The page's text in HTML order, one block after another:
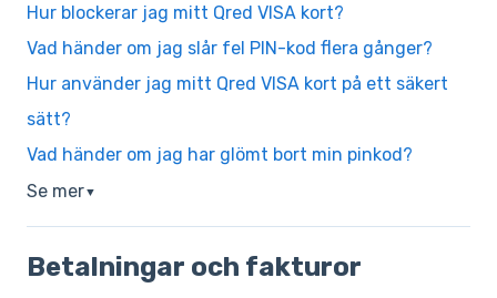
Hur blockerar jag mitt Qred VISA kort?
Vad händer om jag slår fel PIN-kod flera gånger?
Hur använder jag mitt Qred VISA kort på ett säkert
sätt?
Vad händer om jag har glömt bort min pinkod?
Se mer▼
Betalningar och fakturor